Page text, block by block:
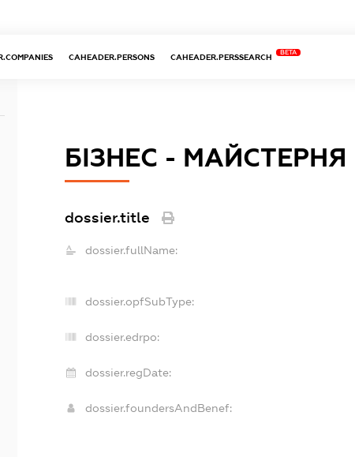
CAHEADER.PERSONS CAHEADER.PERSSEARCH
BETA
БІЗНЕС - МАЙСТЕРНЯ
dossier.title
dossier.fullName:
dossier.opfSubType:
dossier.edrpo:
dossier.regDate:
dossier.foundersAndBenef: